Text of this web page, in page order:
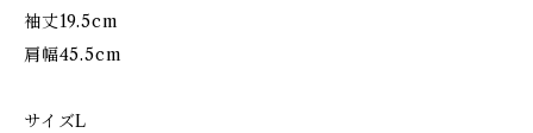
袖丈19.5cm
肩幅45.5cm
サイズL